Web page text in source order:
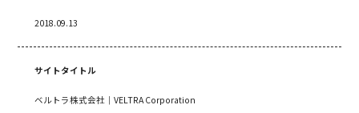
2018.09.13
サイトタイトル
ベルトラ株式会社｜VELTRA Corporation